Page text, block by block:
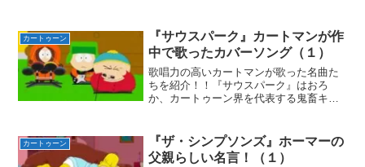
も『サウスパーク』は尋常じゃないくら
い難しい。なぜなら大好きな...
カートゥーン
『サウスパーク』カートマンが作
中で歌ったカバーソング（１）
歌唱力の高いカートマンが歌った名曲た
ちを紹介！！『サウスパーク』はおろ
か、カートゥーン界を代表する鬼畜キャ
力は随一！！作中にある曲のほとんどは
カートマンによって歌われて...
カートゥーン
『ザ・シンプソンズ』ホーマーの
父親らしい名言！（１）